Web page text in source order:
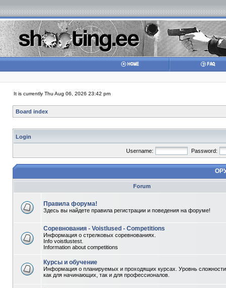
It is currently Thu Aug 06, 2026 23:42 pm
Board index
Login
Username: Password:
Forum
Правила форума!
Здесь вы найдете правила регистрации и поведения на форуме!
Соревнования - Voistlused - Competitions
Информация о стрелковых соревнованиях.
Info voistlustest.
Information about competitions
Курсы и обучение
Информация о планируемых и проходящих курсах. Уровнь
как для начинающих, так и для профессионалов.